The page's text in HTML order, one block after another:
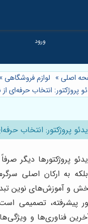
اصلی » لوازم فروشگاهی »
پروژکتور: انتخاب حرفه‌ای از
پروژکتور: انتخاب
پروژکتورها دیگر
به ارکان اصلی
و آموزش‌های نوین
پیشرفته، تصمیمی
فناوری‌ها و